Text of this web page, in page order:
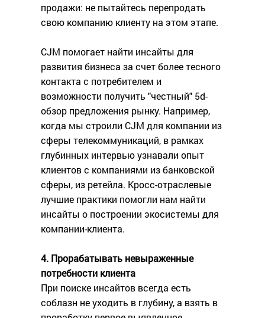
продажи: не пытайтесь перепродать
свою компанию клиенту на этом этапе.
CJM помогает найти инсайты для
развития бизнеса за счет более тесного
контакта с потребителем и
возможности получить "честный" 5d-
обзор предложения рынку. Например,
когда мы строили CJM для компании из
сферы телекоммуникаций, в рамках
глубинных интервью узнавали опыт
клиентов с компаниями из банковской
сферы, из ретейла. Кросс-отраслевые
лучшие практики помогли нам найти
инсайты о построении экосистемы для
компании-клиента.
4. Прорабатывать невыраженные
потребности клиента
При поиске инсайтов всегда есть
соблазн не уходить в глубину, а взять в